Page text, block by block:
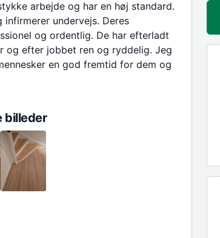
arbejde og har en høj standard.
undervejs. Deres
og ordentlig. De har efterladt
og efter jobbet ren og ryddelig. Jeg
en god fremtid for dem og
billeder